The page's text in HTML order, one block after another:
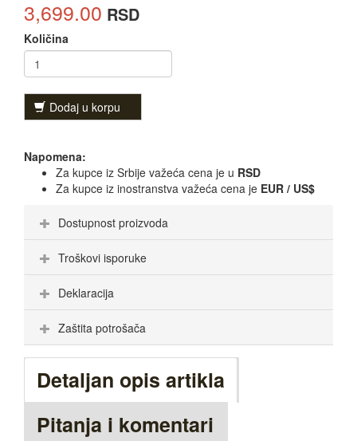
3,699.00 RSD
Količina
Dodaj u korpu
Napomena:
Za kupce iz Srbije važeća cena je u RSD
Za kupce iz inostranstva važeća cena je EUR / US$
Dostupnost proizvoda
Troškovi isporuke
Deklaracija
Zaštita potrošača
Detaljan opis artikla
Pitanja i komentari